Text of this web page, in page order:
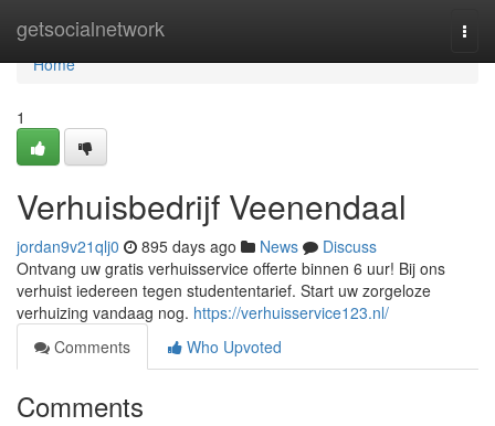
getsocialnetwork
Home
Home
1
Verhuisbedrijf Veenendaal
jordan9v21qlj0 895 days ago News
Discuss
Ontvang uw gratis verhuisservice offerte binnen 6 uur! Bij ons
verhuist iedereen tegen studententarief. Start uw zorgeloze
verhuizing vandaag nog. https://verhuisservice123.nl/
Comments
Who Upvoted
Comments